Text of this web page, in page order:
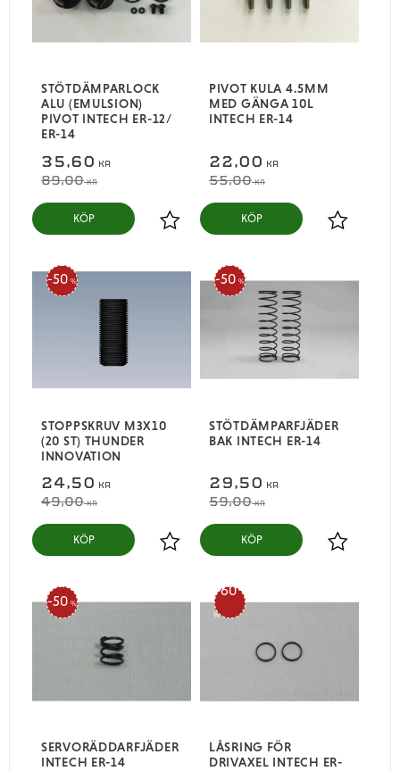
STÖTDÄMPARLOCK
ALU (EMULSION)
PIVOT INTECH ER-12/
ER-14
35,60 KR
89,00KR
Lägg till i favoriter
KÖP
PIVOT KULA 4.5MM
MED GÄNGA 10L
INTECH ER-14
22,00 KR
55,00KR
Lägg till i
KÖP
STOPPSKRUV M3X10
(20 ST) THUNDER
INNOVATION
24,50 KR
49,00KR
50 %
Lägg till i favoriter
KÖP
STÖTDÄMPARFJÄDER
BAK INTECH ER-14
29,50 KR
59,00KR
50 %
Lägg till i
KÖP
SERVORÄDDARFJÄDER
INTECH ER-14
50 %
LÅSRING FÖR
DRIVAXEL INTECH ER-
60
%